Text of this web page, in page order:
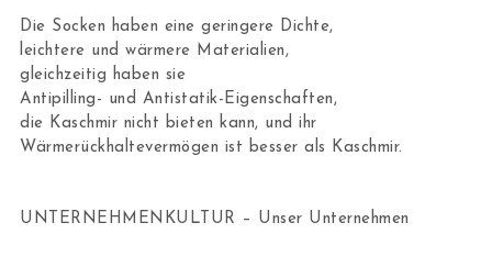
Die Socken haben eine geringere Dichte,
leichtere und wärmere Materialien,
gleichzeitig haben sie
Antipilling- und Antistatik-Eigenschaften,
die Kaschmir nicht bieten kann, und ihr
Wärmerückhaltevermögen ist besser als Kaschmir.
UNTERNEHMENKULTUR – Unser Unternehmen